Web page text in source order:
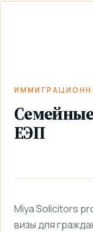
ЕЭП
Miya Solicitors
визы для